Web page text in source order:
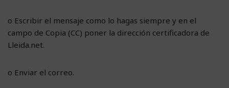
o Escribir el mensaje como lo hagas siempre y en el
campo de Copia (CC) poner la dirección certificadora de
Lleida.net.
o Enviar el correo.